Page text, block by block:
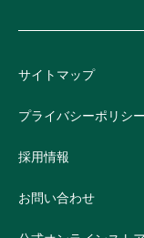
サイトマップ
プライバシーポリシー
採用情報
お問い合わせ